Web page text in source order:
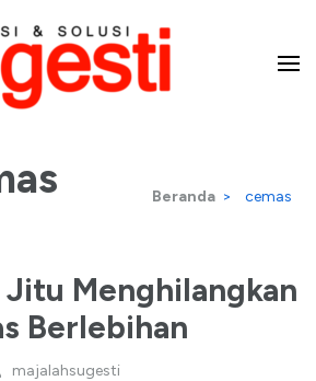
Beranda > cemas
Jitu Menghilangkan
Berlebihan
majalahsugesti